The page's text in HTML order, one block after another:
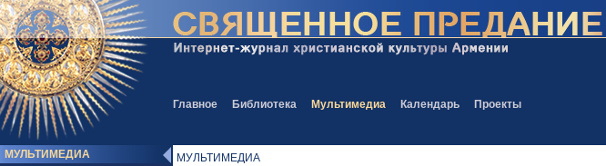
Главное Библиотека Мультимедиа Календарь Проекты
МУЛЬТИМЕДИА МУЛЬТИМЕДИА